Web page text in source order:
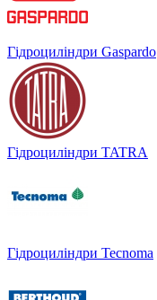
Гідроциліндри Gaspardo
Гідроциліндри TATRA
Гідроциліндри Tecnoma